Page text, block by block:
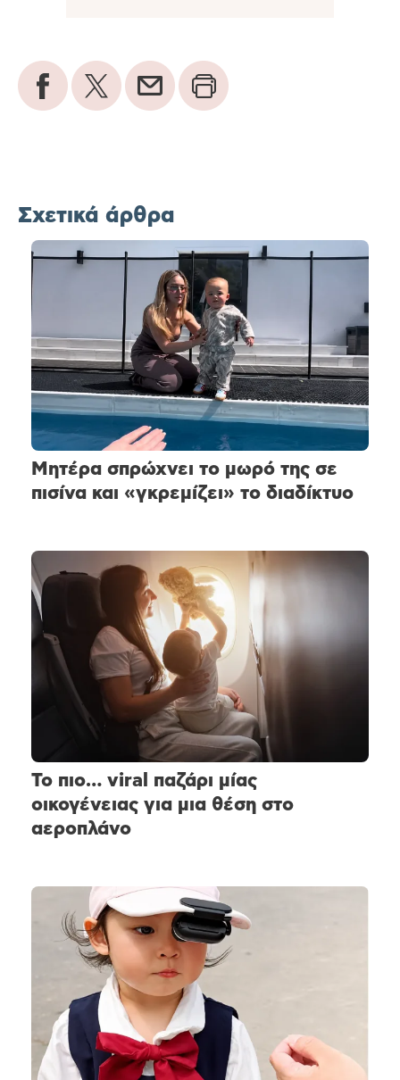
Σχετικά άρθρα
Μητέρα σπρώχνει το μωρό της σε
πισίνα και «γκρεμίζει» το διαδίκτυο
Το πιο… viral παζάρι μίας
οικογένειας για μια θέση στο
αεροπλάνο